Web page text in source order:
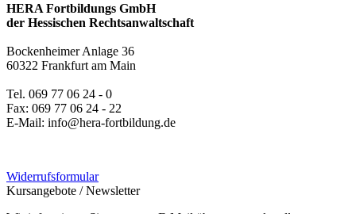
HERA Fortbildungs GmbH
der Hessischen Rechtsanwaltschaft
Bockenheimer Anlage 36
60322 Frankfurt am Main
Tel. 069 77 06 24 - 0
Fax: 069 77 06 24 - 22
E-Mail: info@hera-fortbildung.de
Widerrufsformular
Kursangebote /Newsletter